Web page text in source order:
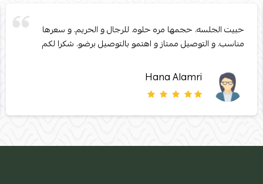
حبيت الجلسه. حجمها مره حلوه. للرجال و الحريم. و سعرها
مناسب. و التوصيل ممتاز و اهتمو بالتوصيل برضو. شكرا لكم
Hana Alamri